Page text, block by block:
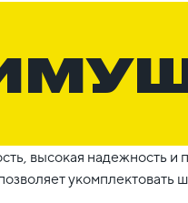
высокая надежность и
укомплектовать